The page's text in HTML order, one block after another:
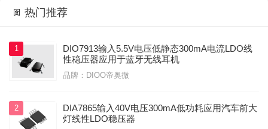
 热门推荐
1
DIO7913输入5.5V电压低静态300mA电流LDO线
性稳压器应用于蓝牙无线耳机
品牌：DIOO帝奥微
2
DIA7865输入40V电压300mA低功耗应用汽车前大
灯线性LDO稳压器